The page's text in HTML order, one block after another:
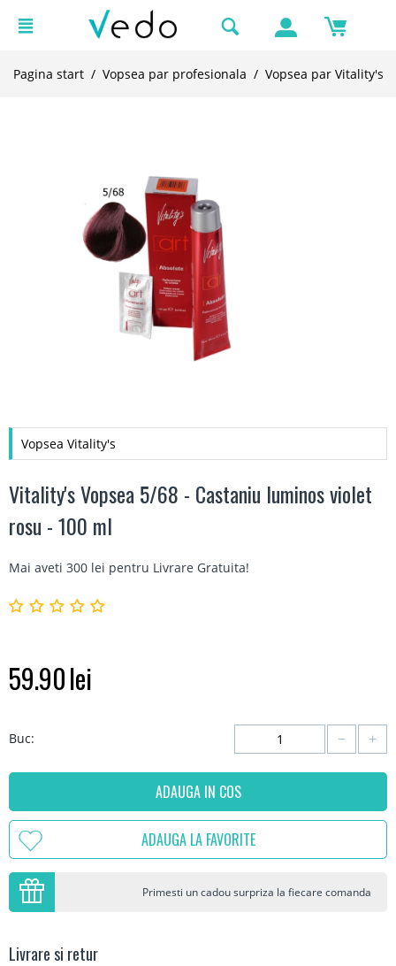
Pagina start / Vopsea par profesionala / Vopsea par Vitality's
Vopsea Vitality's
Vitality's Vopsea 5/68 - Castaniu luminos violet
rosu - 100 ml
Mai aveti 300 lei pentru Livrare Gratuita!
59.90lei
Buc: +
−
ADAUGA IN COS
ADAUGA LA FAVORITE
Primesti un cadou surpriza la fiecare comanda
Livrare si retur